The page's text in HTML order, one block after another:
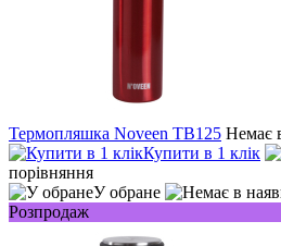
Термопляшка Noveen TB125 Немає
Купити в 1 клік
порівняння
У обране
Розпродаж